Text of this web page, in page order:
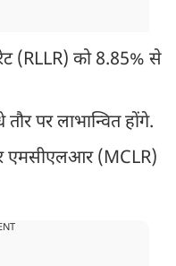
(RLLR) को 8.85% से
पर लाभान्वित होंगे.
एमसीएलआर (MCLR)